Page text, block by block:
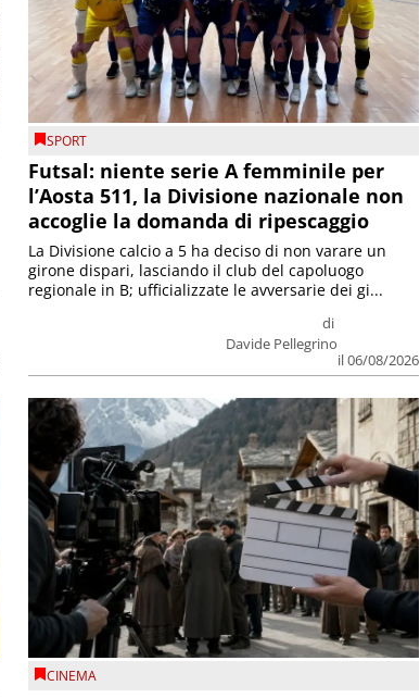
SPORT
Futsal: niente serie A femminile per
l’Aosta 511, la Divisione nazionale non
accoglie la domanda di ripescaggio
di
Davide Pellegrino
il 06/08/2026
La Divisione calcio a 5 ha deciso di non varare un
girone dispari, lasciando il club del capoluogo
regionale in B; ufficializzate le avversarie dei gi...
CINEMA